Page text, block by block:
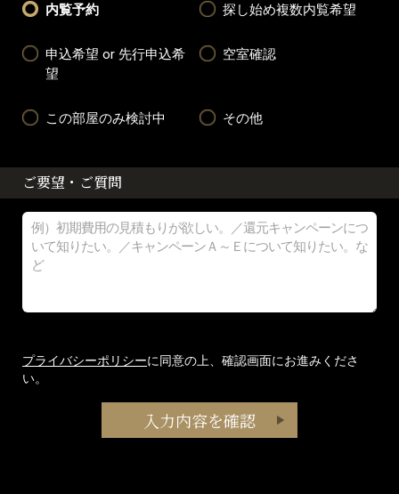
内覧予約 探し始め複数内覧希望
申込希望 or 先行申込希
望
空室確認
この部屋のみ検討中 その他
ご要望・ご質問
プライバシーポリシーに同意の上、確認画面にお進みくださ
い。